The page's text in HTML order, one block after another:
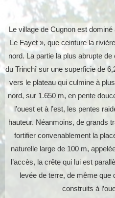
Le village de Cugnon est
Le Fayet », que ceinture la
nord. La partie la plus abrupte
du Trinchî sur une superficie de
vers le plateau qui culmine à
nord, sur 1.650 m, en pente
l’ouest et à l’est, les pentes
hauteur. Néanmoins, de grands
fortifier convenablement la
naturelle large de 100 m,
l’accès, la crête qui lui est
levée de terre, de même que
construits à